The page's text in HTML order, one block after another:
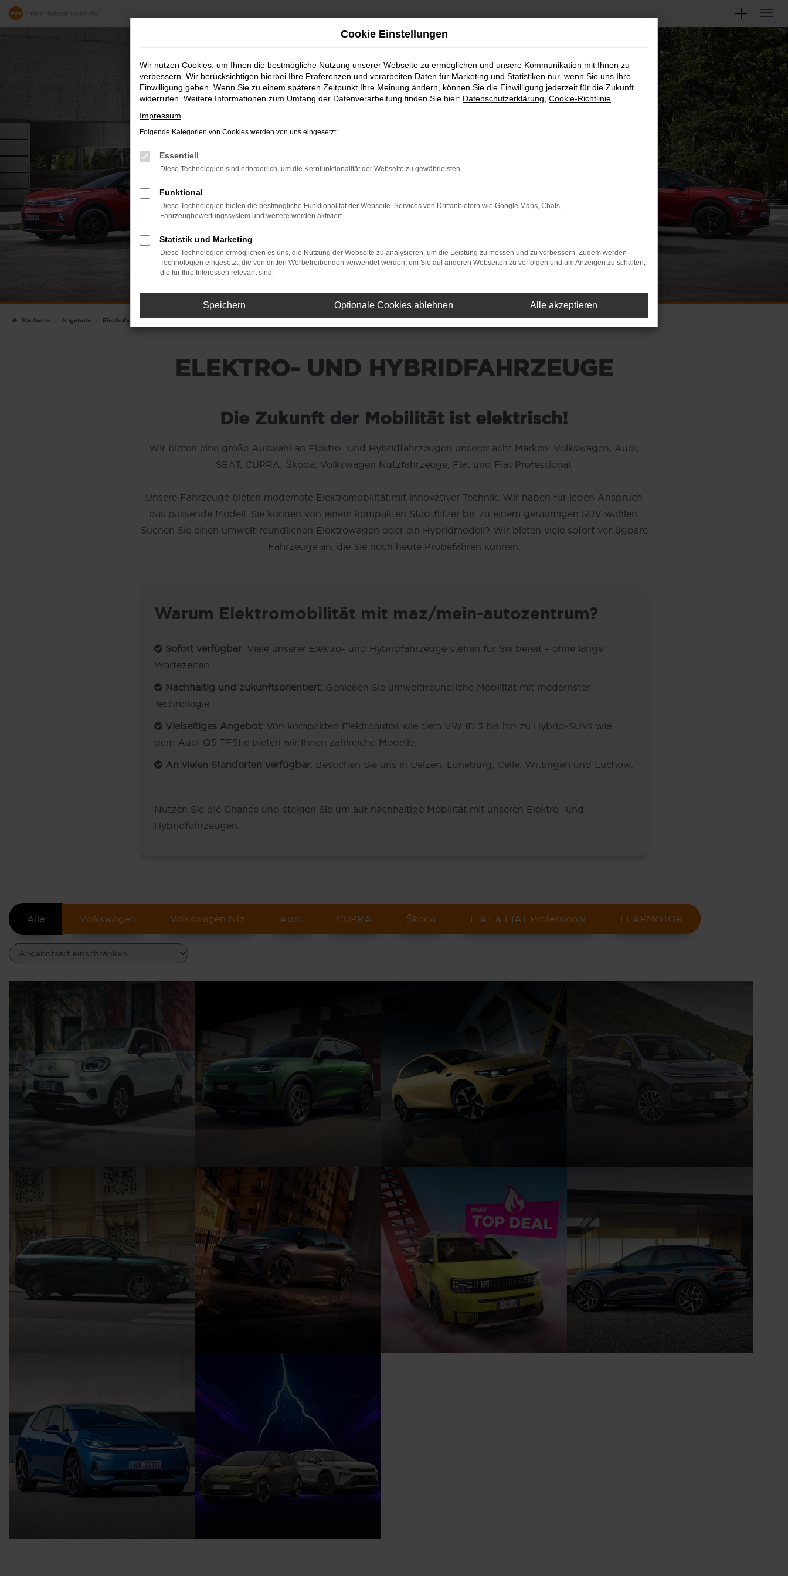
Zum
Hauptinhalt
Startseite Angebote Elektrofahrzeuge
ELEKTRO- UND HYBRIDFAHRZEUGE
Die Zukunft der Mobilität ist elektrisch!
Wir bieten eine große Auswahl an Elektro- und Hybridfahrzeugen unserer acht Marken: Volkswagen, Audi,
SEAT, CUPRA, Škoda, Volkswagen Nutzfahrzeuge, Fiat und Fiat Professional.
Unsere Fahrzeuge bieten modernste Elektromobilität mit innovativer Technik. Wir haben für jeden Anspruch
das passende Modell. Sie können von einem kompakten Stadtflitzer bis zu einem geräumigen SUV wählen.
Suchen Sie einen umweltfreundlichen Elektrowagen oder ein Hybridmodell? Wir bieten viele sofort verfügbare
Fahrzeuge an, die Sie noch heute Probefahren können.
Warum Elektromobilität mit maz/mein-autozentrum?
Sofort verfügbar: Viele unserer Elektro- und Hybridfahrzeuge stehen für Sie bereit – ohne lange
Wartezeiten.
Nachhaltig und zukunftsorientiert: Genießen Sie umweltfreundliche Mobilität mit modernster
Technologie.
Vielseitiges Angebot: Von kompakten Elektroautos wie dem VW ID.3 bis hin zu Hybrid-SUVs wie
dem Audi Q5 TFSI e bieten wir Ihnen zahlreiche Modelle.
An vielen Standorten verfügbar: Besuchen Sie uns in Uelzen, Lüneburg, Celle, Wittingen und Lüchow.
Nutzen Sie die Chance und steigen Sie um auf nachhaltige Mobilität mit unseren Elektro- und
Hybridfahrzeugen.
Alle Volkswagen Volkswagen Nfz Audi CUPRA Škoda FIAT & FIAT Professional LEAPMOTOR
Der LEAPMOTOR T03 - ab
Energieverbrauch in kWh/100 km, kombiniert:
16,3. CO₂ Emission in g/km, kombiniert: 0;
CO₂-Klasse A. Elektrische Reichweite 265 km.
Der LEAPMOTOR B03X - ab
145,- € mtl. leasen
Energieverbrauch in kWh/100 km, kombiniert:
15,5. CO₂ Emission in g/km, kombiniert: 0;
CO₂-Klasse A. Elektrische Reichweite 292 km.
Der LEAPMOTOR B05 - ab
179,- € mtl. leasen
Energieverbrauch in kWh/100 km, kombiniert:
15,8. CO₂ Emission in g/km, kombiniert: 0;
CO₂-Klasse A. Elektrische Reichweite 401km.
Der LEAPMOTOR B10 - ab
Energieverbrauch in kWh/100 km, kombiniert:
17,2. CO₂ Emission in g/km, kombiniert: 0;
CO₂-Klasse A. Elektrische Reichweite 361 km.
Energieverbrauch in kWh/100 km, kombiniert:
18,5. CO₂ Emission in g/km, kombiniert: 0;
CO₂-Klasse A. Elektrische Reichweite 425 km.
Der neue CUPRA Raval - ab
79,-€ mtl. leasen!
Energieverbrauch in kWh/100 km, kombiniert:
13,8. CO₂ Emission in g/km, kombiniert: 0;
Cookie Einstellungen
Wir nutzen Cookies, um Ihnen die bestmögliche Nutzung unserer Webseite zu ermöglichen und unsere Kommunikation mit Ihnen zu
verbessern. Wir berücksichtigen hierbei Ihre Präferenzen und verarbeiten Daten für Marketing und Statistiken nur, wenn Sie uns Ihre
Einwilligung geben. Wenn Sie zu einem späteren Zeitpunkt Ihre Meinung ändern, können Sie die Einwilligung jederzeit für die Zukunft
widerrufen. Weitere Informationen zum Umfang der Datenverarbeitung finden Sie hier: Datenschutzerklärung Cookie-Richtlinie
Impressum
Folgende Kategorien von Cookies werden von uns eingesetzt:
Essentiell
Diese Technologien sind erforderlich, um die Kernfunktionalität der Webseite zu gewährleisten.
Funktional
Diese Technologien bieten die bestmögliche Funktionalität der Webseite. Services von Drittanbietern wie Google Maps, Chats,
Fahrzeugbewertungssystem und weitere werden aktiviert.
Statistik und Marketing
Diese Technologien ermöglichen es uns, die Nutzung der Webseite zu analysieren, um die Leistung zu messen und zu verbessern. Zudem werden
Technologien eingesetzt, die von dritten Werbetreibenden verwendet werden, um Sie auf anderen Webseiten zu verfolgen und um Anzeigen zu schalten,
die für Ihre Interessen relevant sind.
Speichern Optionale Cookies ablehnen Alle akzeptieren